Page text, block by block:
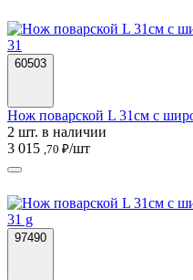
60503
Нож поварской L 31см с
2 шт. в наличии
3 015 ,70 ₽/шт
97490